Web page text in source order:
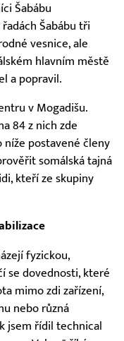
Šabábu
Šabábu tři
vesnice, ale
hlavním městě
a popravil.
v Mogadišu.
84 z nich zde
níže postavené členy
somálská tajná
kteří ze skupiny
fyzickou,
se dovednosti, které
mimo zdi zařízení,
nebo různá
jsem řídil technical